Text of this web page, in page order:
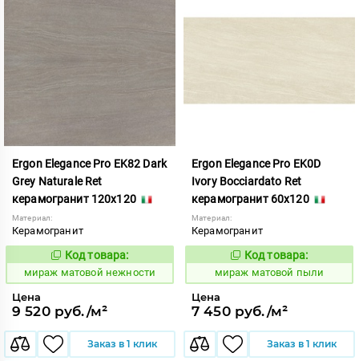
Ergon Elegance Pro EK82 Dark
Grey Naturale Ret
керамогранит 120x120
Материал:
Керамогранит
991058
Код товара:
мираж матовой нежности
Цена
9 520 руб./м²
Заказ в 1 клик
Ergon Elegance Pro EK0D
Ivory Bocciardato Ret
керамогранит 60x120
Материал:
Керамогранит
991076
Код товара:
мираж матовой пыли
Цена
7 450 руб./м²
Заказ в 1 клик